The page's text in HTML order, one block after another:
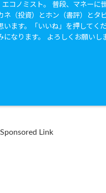
コノミスト。 普段、マネーに
ネ（投資）とホン（書評）とタ
います。「いいね」を押してく
になります。 よろしくお願いし
Sponsored Link